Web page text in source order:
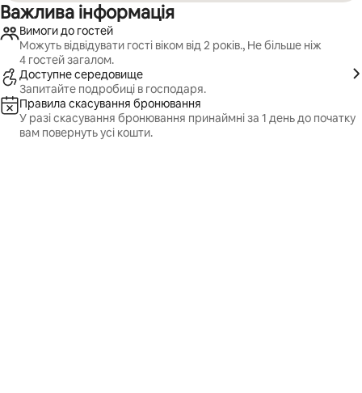
Важлива інформація
Вимоги до гостей
Можуть відвідувати гості віком від 2 років., Не більше ніж
4 гостей загалом.
Доступне середовище
Запитайте подробиці в господаря.
Правила скасування бронювання
У разі скасування бронювання принаймні за 1 день до початку
вам повернуть усі кошти.